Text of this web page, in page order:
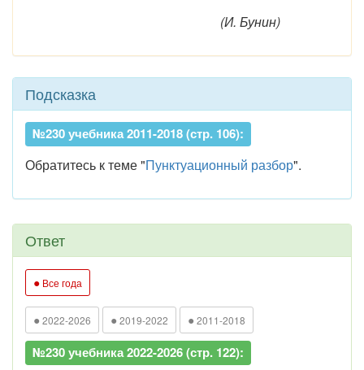
(И. Бунин)
Подсказка
№230 учебника 2011-2018 (стр. 106):
Обратитесь к теме "Пунктуационный разбор".
Ответ
● Все года
● 2022-2026 ● 2019-2022 ● 2011-2018
№230 учебника 2022-2026 (стр. 122):